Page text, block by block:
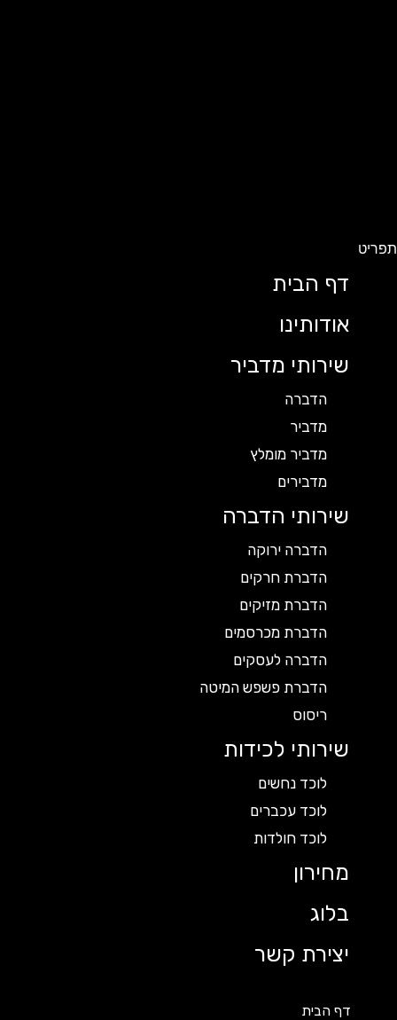
תפריט
דף הבית
אודותינו
שירותי מדביר
הדברה
מדביר
מדביר מומלץ
מדבירים
שירותי הדברה
הדברה ירוקה
הדברת חרקים
הדברת מזיקים
הדברת מכרסמים
הדברה לעסקים
הדברת פשפש המיטה
ריסוס
שירותי לכידות
לוכד נחשים
לוכד עכברים
לוכד חולדות
מחירון
בלוג
יצירת קשר
דף הבית